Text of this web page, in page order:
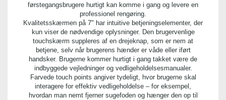
førstegangsbrugere hurtigt kan komme i gang og levere en
professionel rengøring.
Kvalitetsskærmen på 7" har intuitive betjeningselementer, der
kun viser de nødvendige oplysninger. Den brugervenlige
touchskærm suppleres af en drejeknap, som er nem at
betjene, selv når brugerens hænder er våde eller iført
handsker. Brugerne kommer hurtigt i gang takket være de
indbyggede vejledninger og vedligeholdelsesmanualer.
Farvede touch points angiver tydeligt, hvor brugerne skal
interagere for effektiv vedligeholdelse – for eksempel,
hvordan man nemt fjerner sugefoden og hænger den op til